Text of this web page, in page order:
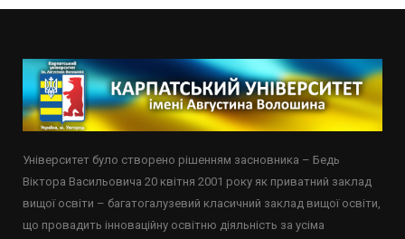
Університет було створено рішенням засновника – Бедь
Віктора Васильовича 20 квітня 2001 року як приватний заклад
вищої освіти – багатогалузевий класичний заклад вищої освіти,
що провадить інноваційну освітню діяльність за усіма